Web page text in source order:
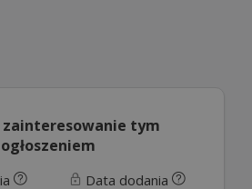
zainteresowanie tym
ogłoszeniem
Data dodania